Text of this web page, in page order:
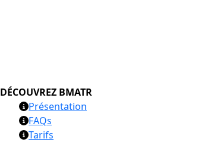
DÉCOUVREZ BMATR
Présentation
FAQs
Tarifs